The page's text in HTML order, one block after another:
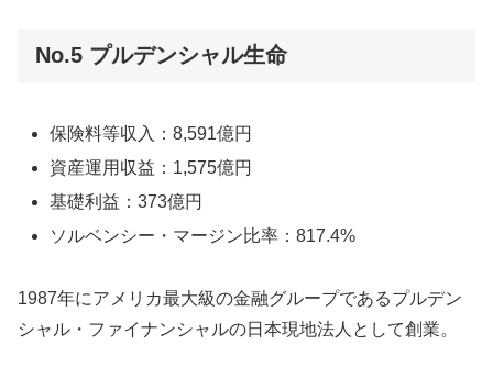
No.5 プルデンシャル生命
保険料等収入：8,591億円
資産運用収益：1,575億円
基礎利益：373億円
ソルベンシー・マージン比率：817.4%
1987年にアメリカ最大級の金融グループであるプルデン
シャル・ファイナンシャルの日本現地法人として創業。